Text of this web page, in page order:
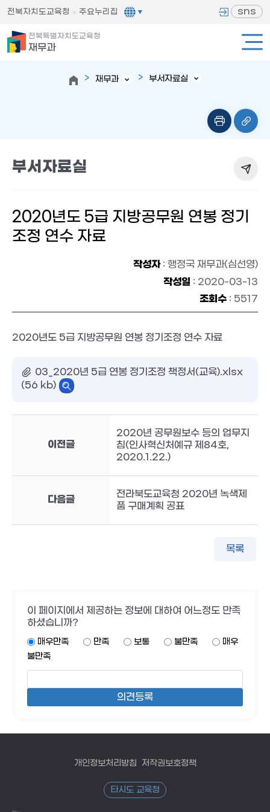
전북자치도교육청 주요누리집 sns
전북특별자치도교육청
재무과
재무과 부서자료실
부서자료실
2020년도 5급 지방공무원 연봉 정기
조정 연수 자료
작성자: 행정국 재무과(심선영)
작성일 : 2020-03-13
조회수 : 5517
2020년도 5급 지방공무원 연봉 정기조정 연수 자료
03_2020년 5급 연봉 정기조정 책정서(교육).xlsx
(56 kb)
이전글
2020년 공무원보수 등의 업무지
침(인사혁신처예규 제84호,
2020.1.22.)
다음글
전라북도교육청 2020년 녹색제
품 구매계획 공표
목록
이 페이지에서 제공하는 정보에 대하여 어느정도 만족
하셨습니까?
매우만족 만족 보통 불만족
매우
불만족
개인정보처리방침 저작권보호정책
타시도 교육청